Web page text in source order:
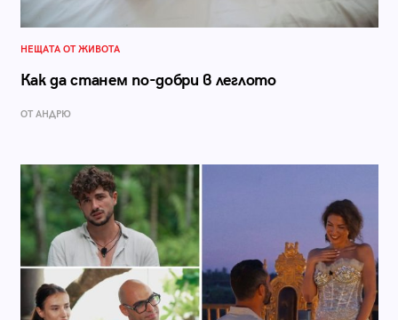
НЕЩАТА ОТ ЖИВОТА
Как да станем по-добри в леглото
ОТ АНДРЮ